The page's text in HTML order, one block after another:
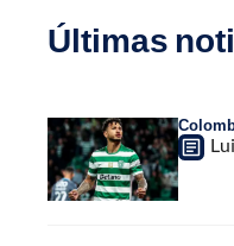
Últimas